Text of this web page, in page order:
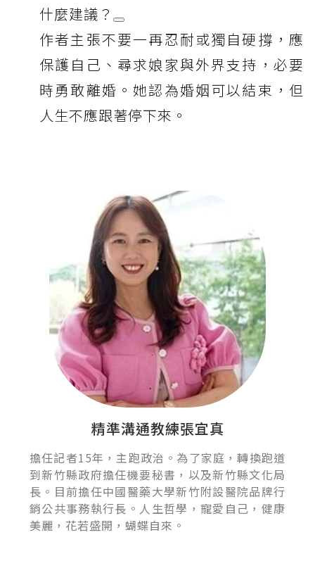
什麼建議？
作者主張不要一再忍耐或獨自硬撐，應
保護自己、尋求娘家與外界支持，必要
時勇敢離婚。她認為婚姻可以結束，但
人生不應跟著停下來。
精準溝通教練張宜真
擔任記者15年，主跑政治。為了家庭，轉換跑道
到新竹縣政府擔任機要秘書，以及新竹縣文化局
長。目前擔任中國醫藥大學新竹附設醫院品牌行
銷公共事務執行長。人生哲學，寵愛自己，健康
美麗，花若盛開，蝴蝶自來。